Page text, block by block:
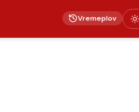
Vremeplov